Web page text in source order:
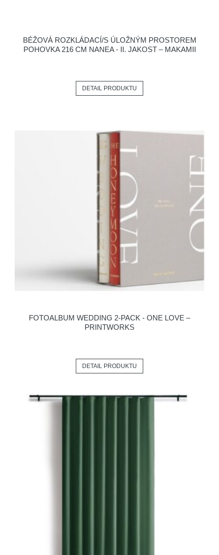
BÉŽOVÁ ROZKLÁDACÍ/S ÚLOŽNÝM PROSTOREM
POHOVKA 216 CM NANEA - II. JAKOST – MAKAMII
DETAIL PRODUKTU
FOTOALBUM WEDDING 2-PACK - ONE LOVE –
PRINTWORKS
DETAIL PRODUKTU